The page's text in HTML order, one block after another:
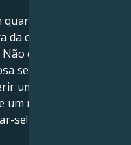
por mais
caixa” não
queres isso, o
separação. E
um fim, lembre-se
novo começo. E
se! Aprenderá a